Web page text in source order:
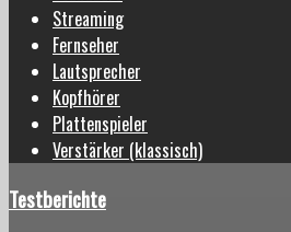
Streaming
Fernseher
Lautsprecher
Kopfhörer
Plattenspieler
Verstärker (klassisch)
Testberichte